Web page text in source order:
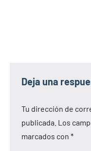
Deja una
Tu dirección de
publicada. Los
marcados con *